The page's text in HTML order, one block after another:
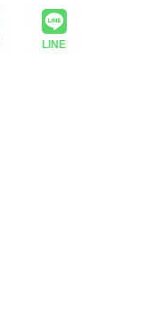
LINE